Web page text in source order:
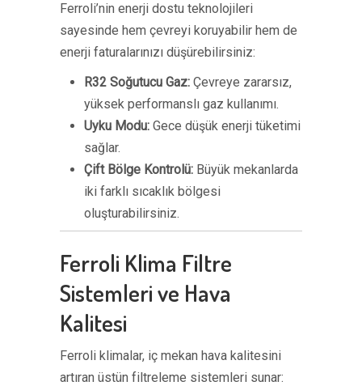
Ferroli’nin enerji dostu teknolojileri
sayesinde hem çevreyi koruyabilir hem de
enerji faturalarınızı düşürebilirsiniz:
R32 Soğutucu Gaz: Çevreye zararsız,
yüksek performanslı gaz kullanımı.
Uyku Modu: Gece düşük enerji tüketimi
sağlar.
Çift Bölge Kontrolü: Büyük mekanlarda
iki farklı sıcaklık bölgesi
oluşturabilirsiniz.
Ferroli Klima Filtre
Sistemleri ve Hava
Kalitesi
Ferroli klimalar, iç mekan hava kalitesini
artıran üstün filtreleme sistemleri sunar: